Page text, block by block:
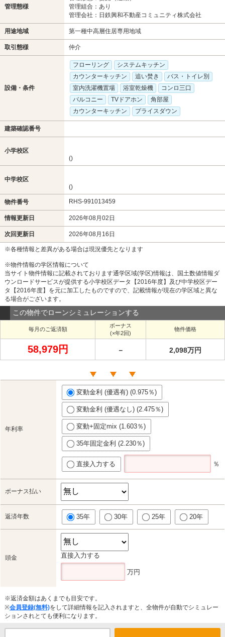
管理態様
管理組合：あり
管理会社：日鉄興和不動産コミュニティ株式会社
用途地域 第一種中高層住居専用地域
取引態様 仲介
設備・条件
フローリング
システムキッチン
カウンターキッチン
追い焚き
バス・トイレ別
室内洗濯機置場
浴室乾燥機
コンロ三口
バルコニー
TVドアホン
角部屋
カウンターキッチン
プライスダウン
建築確認番号
小学校区
()
中学校区
()
物件番号 RHS-991013459
情報更新日 2026年08月02日
次回更新日 2026年08月16日
※各種情報と差異がある場合は現況優先となります
※物件情報の学区情報について
当サイト物件情報に記載されております通学区域(学区)情報は、国土数値情報ダ
ウンロードサービスが提供する小学校区データ【2016年度】及び中学校区デー
タ【2016年度】を元に加工したものですので、記載情報が現在の学区域と異な
る場合がございます。
この物件でローンシミュレーションする
毎月のご返済額
ボーナス
(×年2回)
物件価格
58,979円 － 2,098万円
年利率
変動金利 (優遇有) (0.975％)
変動金利 (優遇なし) (2.475％)
変動+固定mix (1.603％)
35年固定金利 (2.230％)
直接入力する ％
ボーナス払い
返済年数 35年 30年 25年 20年
頭金 直接入力する
万円
※返済金額はあくまでも目安です。
※会員登録(無料)をして詳細情報を記入されますと、全物件が自動でシミュレー
ションされとても便利になります。